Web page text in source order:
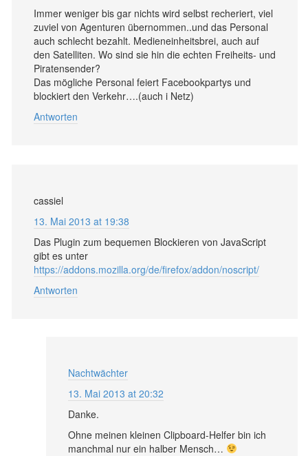
Immer weniger bis gar nichts wird selbst recheriert, viel
zuviel von Agenturen übernommen..und das Personal
auch schlecht bezahlt. Medieneinheitsbrei, auch auf
den Satelliten. Wo sind sie hin die echten Freiheits- und
Piratensender?
Das mögliche Personal feiert Facebookpartys und
blockiert den Verkehr….(auch i Netz)
Antworten
cassiel
13. Mai 2013 at 19:38
Das Plugin zum bequemen Blockieren von JavaScript
gibt es unter
https://addons.mozilla.org/de/firefox/addon/noscript/
Antworten
Nachtwächter
13. Mai 2013 at 20:32
Danke.
Ohne meinen kleinen Clipboard-Helfer bin ich
manchmal nur ein halber Mensch…